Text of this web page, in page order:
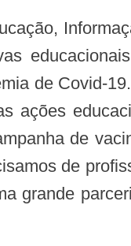
de Covid-
ações
de
de
grande